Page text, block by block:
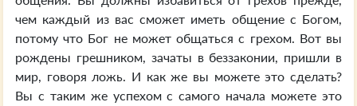
чем каждый из вас сможет иметь общение с Богом,
потому что Бог не может общаться с грехом. Вот вы
рождены грешником, зачаты в беззаконии, пришли в
мир, говоря ложь. И как же вы можете это сделать?
Вы с таким же успехом с самого начала можете это